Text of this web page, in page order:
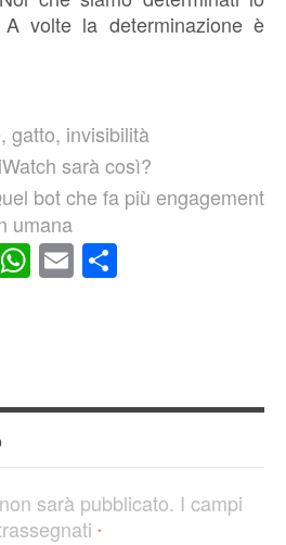
volte la determinazione è
, gatto, invisibilità
sarà così?
bot che fa più engagement
umana
WhatsApp
Email
sarà pubblicato. I campi
*